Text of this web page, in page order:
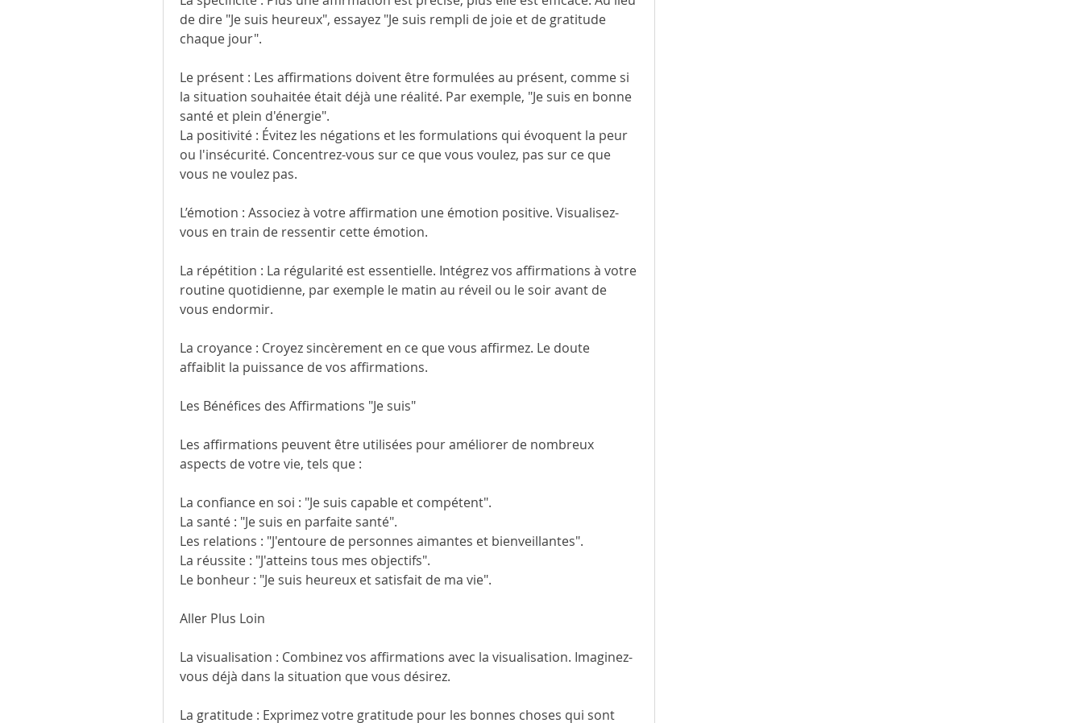
de dire "Je suis heureux", essayez "Je suis rempli de joie et de gratitude
chaque jour".
Le présent : Les affirmations doivent être formulées au présent, comme si
la situation souhaitée était déjà une réalité. Par exemple, "Je suis en bonne
santé et plein d'énergie".
La positivité : Évitez les négations et les formulations qui évoquent la peur
ou l'insécurité. Concentrez-vous sur ce que vous voulez, pas sur ce que
vous ne voulez pas.
L’émotion : Associez à votre affirmation une émotion positive. Visualisez-
vous en train de ressentir cette émotion.
La répétition : La régularité est essentielle. Intégrez vos affirmations à votre
routine quotidienne, par exemple le matin au réveil ou le soir avant de
vous endormir.
La croyance : Croyez sincèrement en ce que vous affirmez. Le doute
affaiblit la puissance de vos affirmations.
Les Bénéfices des Affirmations "Je suis"
Les affirmations peuvent être utilisées pour améliorer de nombreux
aspects de votre vie, tels que :
La confiance en soi : "Je suis capable et compétent".
La santé : "Je suis en parfaite santé".
Les relations : "J'entoure de personnes aimantes et bienveillantes".
La réussite : "J'atteins tous mes objectifs".
Le bonheur : "Je suis heureux et satisfait de ma vie".
Aller Plus Loin
La visualisation : Combinez vos affirmations avec la visualisation. Imaginez-
vous déjà dans la situation que vous désirez.
La gratitude : Exprimez votre gratitude pour les bonnes choses qui sont